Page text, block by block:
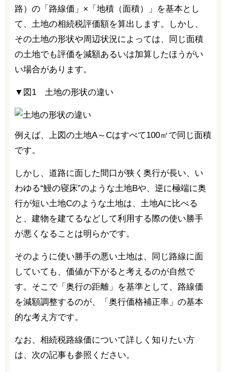
路）の「路線価」×「地積（面積）」を基本とし
て、土地の相続税評価額を算出します。しかし、
その土地の形状や周辺状況によっては、同じ面積
の土地でも評価を減額あるいは加算したほうがい
い場合があります。
▼図1 土地の形状の違い
例えば、上図の土地A～Cはすべて100㎡で同じ面積
です。
しかし、道路に面した間口が狭く奥行が長い、い
わゆる“鰻の寝床”のような土地Bや、逆に極端に奥
行が短い土地Cのような土地は、土地Aに比べる
と、建物を建てるなどして利用する際の使い勝手
が悪くなることは明らかです。
そのように使い勝手の悪い土地は、同じ路線に面
していても、価値が下がると考えるのが自然で
す。そこで「奥行の距離」を基準として、路線価
を減額調整するのが、「奥行価格補正率」の基本
的な考え方です。
なお、相続税路線価について詳しく知りたい方
は、次の記事も参照ください。